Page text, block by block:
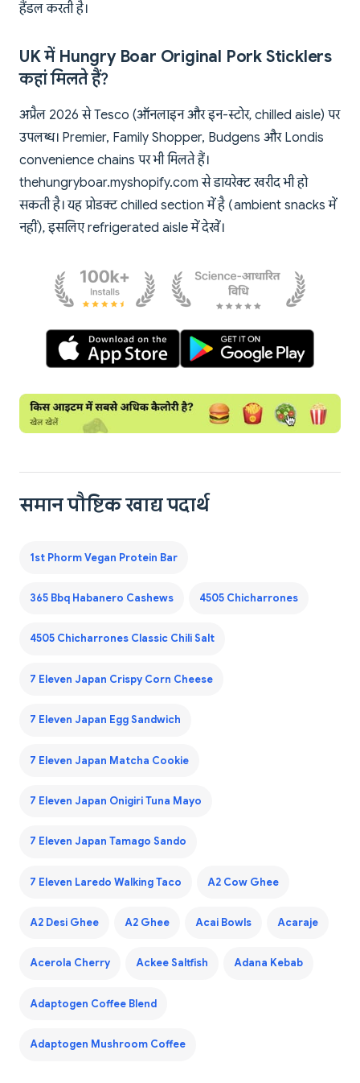
हैंडल करती है।
UK में Hungry Boar Original Pork Sticklers
कहां मिलते हैं?
अप्रैल 2026 से Tesco (ऑनलाइन और इन-स्टोर, chilled aisle) पर
उपलब्ध। Premier, Family Shopper, Budgens और Londis
convenience chains पर भी मिलते हैं।
thehungryboar.myshopify.com से डायरेक्ट खरीद भी हो
सकती है। यह प्रोडक्ट chilled section में है (ambient snacks में
नहीं), इसलिए refrigerated aisle में देखें।
समान पौष्टिक खाद्य पदार्थ
1st Phorm Vegan Protein Bar
365 Bbq Habanero Cashews 4505 Chicharrones
4505 Chicharrones Classic Chili Salt
7 Eleven Japan Crispy Corn Cheese
7 Eleven Japan Egg Sandwich
7 Eleven Japan Matcha Cookie
7 Eleven Japan Onigiri Tuna Mayo
7 Eleven Japan Tamago Sando
7 Eleven Laredo Walking Taco A2 Cow Ghee
A2 Desi Ghee A2 Ghee Acai Bowls Acaraje
Acerola Cherry Ackee Saltfish Adana Kebab
Adaptogen Coffee Blend
Adaptogen Mushroom Coffee